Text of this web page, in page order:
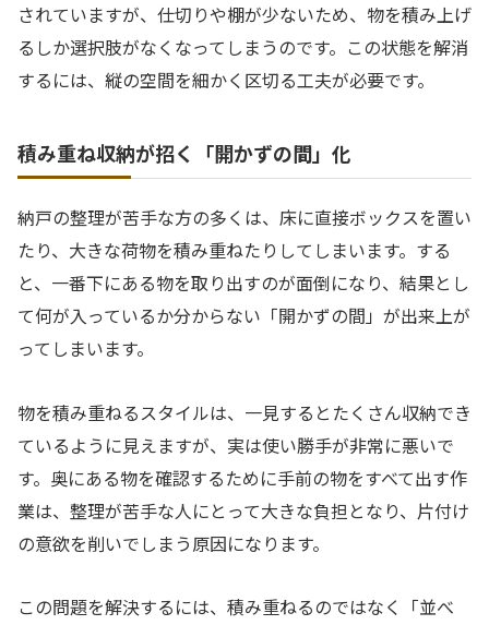
されていますが、仕切りや棚が少ないため、物を積み上げ
るしか選択肢がなくなってしまうのです。この状態を解消
するには、縦の空間を細かく区切る工夫が必要です。
積み重ね収納が招く「開かずの間」化
納戸の整理が苦手な方の多くは、床に直接ボックスを置い
たり、大きな荷物を積み重ねたりしてしまいます。する
と、一番下にある物を取り出すのが面倒になり、結果とし
て何が入っているか分からない「開かずの間」が出来上が
ってしまいます。
物を積み重ねるスタイルは、一見するとたくさん収納でき
ているように見えますが、実は使い勝手が非常に悪いで
す。奥にある物を確認するために手前の物をすべて出す作
業は、整理が苦手な人にとって大きな負担となり、片付け
の意欲を削いでしまう原因になります。
この問題を解決するには、積み重ねるのではなく「並べ